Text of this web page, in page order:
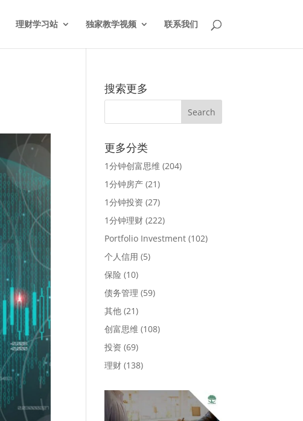
理财学习站 独家教学视频 联系我们
搜索更多
更多分类
1分钟创富思维 (204)
1分钟房产 (21)
1分钟投资 (27)
1分钟理财 (222)
Portfolio Investment (102)
个人信用 (5)
保险 (10)
债务管理 (59)
其他 (21)
创富思维 (108)
投资 (69)
理财 (138)